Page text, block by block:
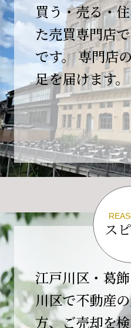
平素より格別のご愛顧
ございます。
誠に勝手ながら、弊社
の為、
４月２６日(日)は臨時
す。
これもひとえに皆様のご支援
げます。
ご不便をおかけしますが
いたします。
翌日より通常営業いたし
【開業10周年のご挨拶】
平素より格別のご高配
ございます。
おかげさまで当社は、
て開業10周年を迎える
買う・売る・
た売買専門店
です。 専門店
足を届けます。
ス
江戸川区・葛
川区で不動産
方、ご売却を